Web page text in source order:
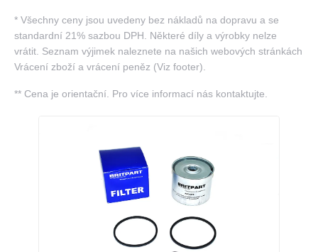
* Všechny ceny jsou uvedeny bez nákladů na dopravu a se
standardní 21% sazbou DPH. Některé díly a výrobky nelze
vrátit. Seznam výjimek naleznete na našich webových stránkách
Vrácení zboží a vrácení peněz (Viz footer).
** Cena je orientační. Pro více informací nás kontaktujte.